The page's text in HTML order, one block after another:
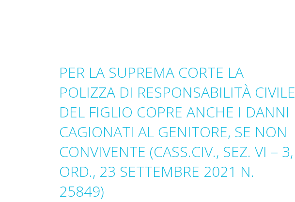
PER LA SUPREMA CORTE LA
POLIZZA DI RESPONSABILITÀ CIVILE
DEL FIGLIO COPRE ANCHE I DANNI
CAGIONATI AL GENITORE, SE NON
CONVIVENTE (CASS.CIV., SEZ. VI – 3,
ORD., 23 SETTEMBRE 2021 N.
25849)